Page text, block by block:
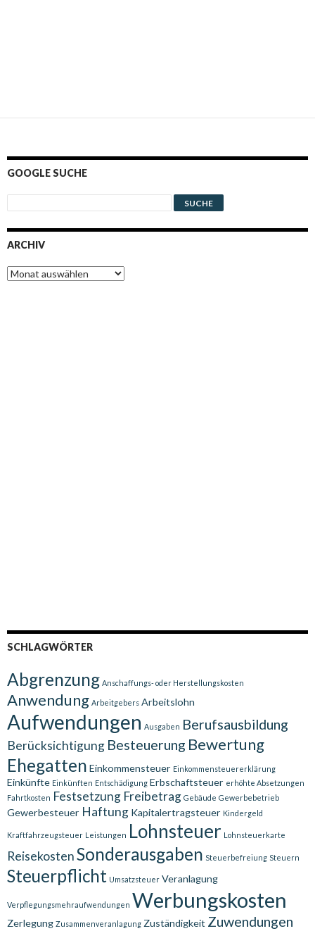
GOOGLE SUCHE
ARCHIV
Archiv
SCHLAGWÖRTER
Abgrenzung Anschaffungs- oder Herstellungskosten
Anwendung Arbeitgebers Arbeitslohn
Aufwendungen Ausgaben Berufsausbildung
Berücksichtigung Besteuerung Bewertung
Ehegatten Einkommensteuer Einkommensteuererklärung
Einkünfte Einkünften Entschädigung Erbschaftsteuer erhöhte Absetzungen
Fahrtkosten Festsetzung Freibetrag Gebäude Gewerbebetrieb
Gewerbesteuer Haftung Kapitalertragsteuer Kindergeld
Kraftfahrzeugsteuer Leistungen Lohnsteuer Lohnsteuerkarte
ReisekostenSonderausgaben Steuerbefreiung Steuern
Steuerpflicht Umsatzsteuer Veranlagung
Verpflegungsmehraufwendungen Werbungskosten
Zerlegung Zusammenveranlagung Zuständigkeit Zuwendungen